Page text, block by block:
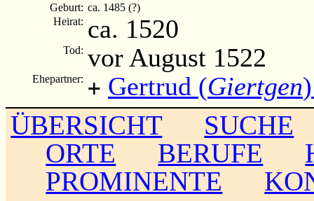
Geburt: ca. 1485 (?)
Heirat: ca. 1520
Tod: vor August 1522
Ehepartner: + Gertrud (Giertgen
ÜBERSICHT
SUCHE
ORTE
BERUFE
PROMINENTE